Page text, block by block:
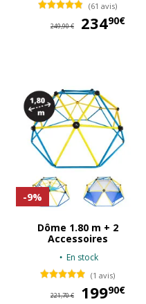
(61 avis)
249,90 € 23490€
-9%
Dôme 1.80 m + 2
Accessoires
En stock
(1 avis)
221,70 € 19990€